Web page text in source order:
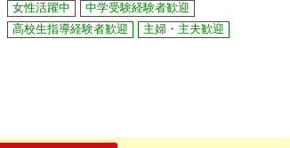
女性活躍中
中学受験経験者歓迎
高校生指導経験者歓迎
主婦・主夫歓迎